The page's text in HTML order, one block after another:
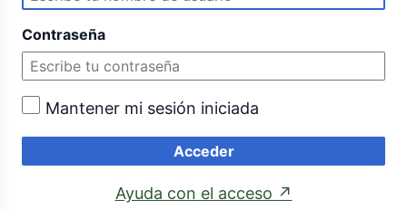
Contraseña
Mantener mi sesión iniciada
Acceder
Ayuda con el acceso ↗